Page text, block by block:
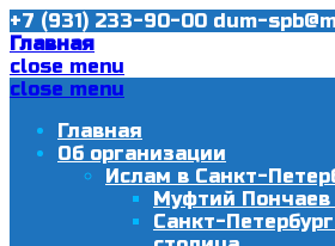
+7 (931) 233-90-00 dum-
Главная
close menu
close menu
Главная
Об организации
Ислам в Санкт-
Муфтий
Санкт-